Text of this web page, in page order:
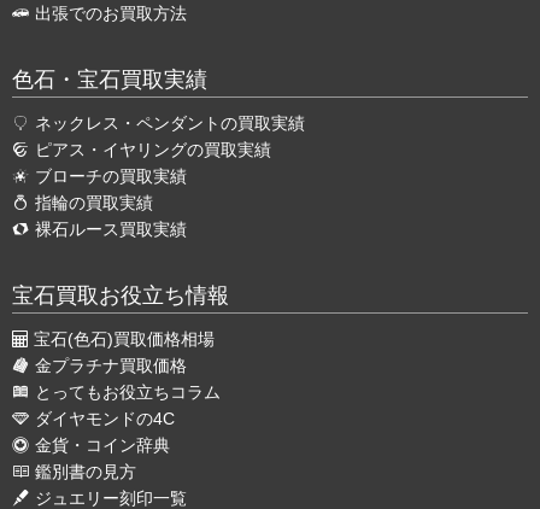
出張でのお買取方法
色石・宝石買取実績
ネックレス・ペンダントの買取実績
ピアス・イヤリングの買取実績
ブローチの買取実績
指輪の買取実績
裸石ルース買取実績
宝石買取お役立ち情報
宝石(色石)買取価格相場
金プラチナ買取価格
とってもお役立ちコラム
ダイヤモンドの4C
金貨・コイン辞典
鑑別書の見方
ジュエリー刻印一覧